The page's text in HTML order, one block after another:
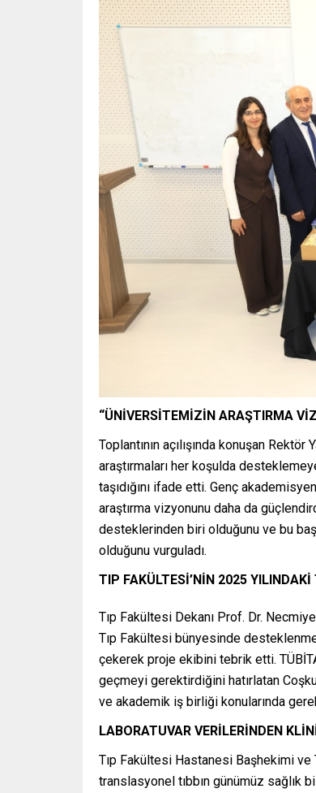
“ÜNİVERSİTEMİZİN ARAŞTIRMA
Toplantının açılışında konuşan Rektör
araştırmaları her koşulda
taşıdığını ifade etti. Genç
araştırma vizyonunu daha da
desteklerinden biri olduğunu ve bu
olduğunu vurguladı.
TIP FAKÜLTESİ’NİN 2025
Tıp Fakültesi Dekanı Prof. Dr.
Tıp Fakültesi bünyesinde
çekerek proje ekibini tebrik etti.
geçmeyi gerektirdiğini hatırlatan
ve akademik iş birliği konularında
LABORATUVAR VERİLERİNDEN
Tıp Fakültesi Hastanesi Başhekimi ve
translasyonel tıbbın günümüz sağlık